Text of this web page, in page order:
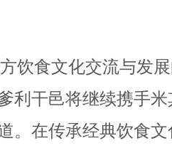
饮食文化交流与发
利干邑将继续携手
。在传承经典饮食